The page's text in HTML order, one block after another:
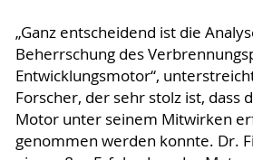
„Ganz entscheidend ist die
Beherrschung des
Entwicklungsmotor“,
Forscher, der sehr stolz ist, dass
Motor unter seinem Mitwirken
genommen werden konnte. Dr.